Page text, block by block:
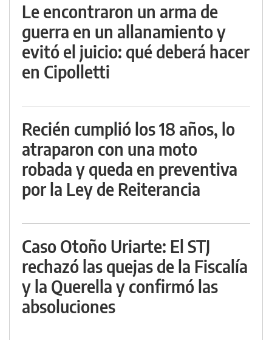
Le encontraron un arma de
guerra en un allanamiento y
evitó el juicio: qué deberá hacer
en Cipolletti
Recién cumplió los 18 años, lo
atraparon con una moto
robada y queda en preventiva
por la Ley de Reiterancia
Caso Otoño Uriarte: El STJ
rechazó las quejas de la Fiscalía
y la Querella y confirmó las
absoluciones